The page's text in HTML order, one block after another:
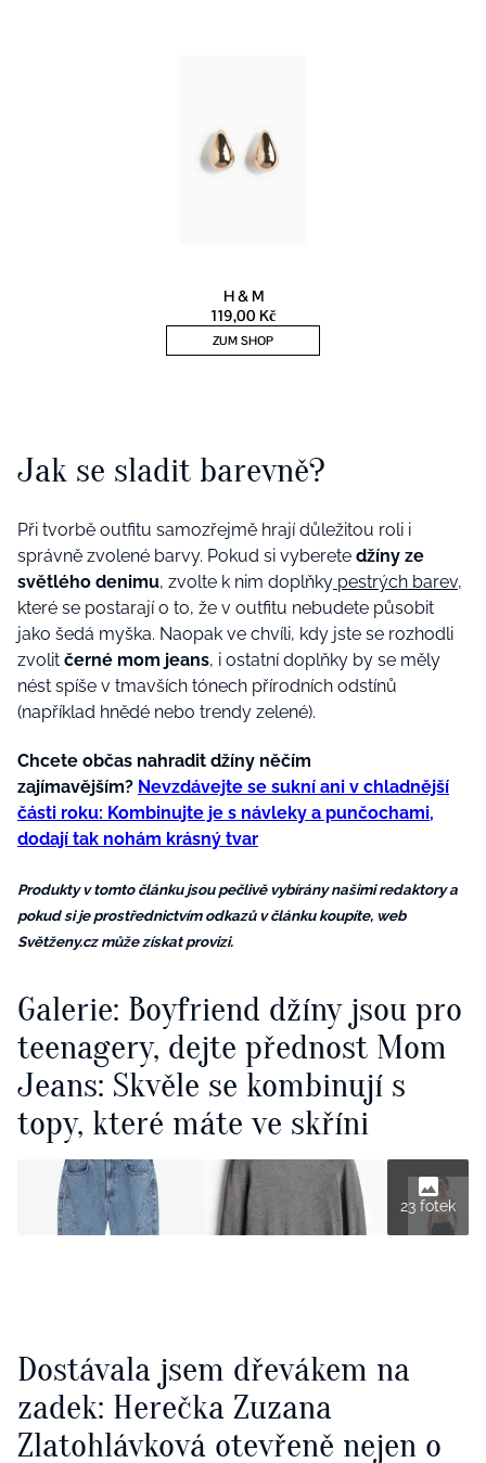
Jak se sladit barevně?
Při tvorbě outfitu samozřejmě hrají důležitou roli i
správně zvolené barvy. Pokud si vyberete džíny ze
světlého denimu, zvolte k nim doplňky pestrých barev,
které se postarají o to, že v outfitu nebudete působit
jako šedá myška. Naopak ve chvíli, kdy jste se rozhodli
zvolit černé mom jeans, i ostatní doplňky by se měly
nést spíše v tmavších tónech přírodních odstínů
(například hnědé nebo trendy zelené).
Chcete občas nahradit džíny něčím
zajímavějším? Nevzdávejte se sukní ani v chladnější
části roku: Kombinujte je s návleky a punčochami,
dodají tak nohám krásný tvar
Produkty v tomto článku jsou pečlivě vybírány našimi redaktory a
pokud si je prostřednictvím odkazů v článku koupíte, web
Světženy.cz může získat provizi.
Galerie: Boyfriend džíny jsou pro
teenagery, dejte přednost Mom
Jeans: Skvěle se kombinují s
topy, které máte ve skříni
23 fotek
Dostávala jsem dřevákem na
zadek: Herečka Zuzana
Zlatohlávková otevřeně nejen o